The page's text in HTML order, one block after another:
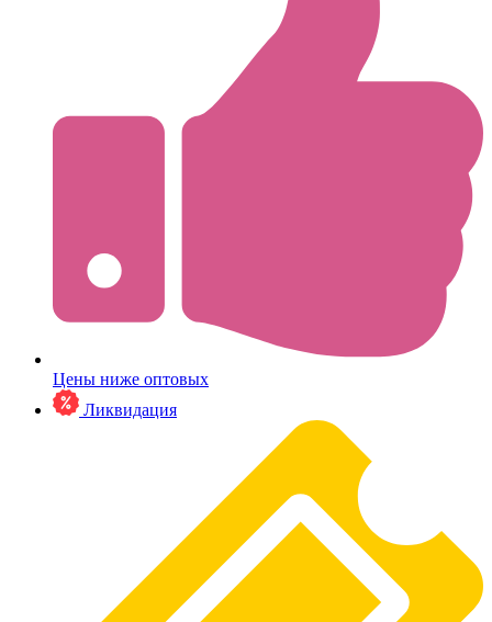
Цены ниже оптовых
Ликвидация